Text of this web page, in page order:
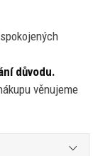
důvodu.
věnujeme